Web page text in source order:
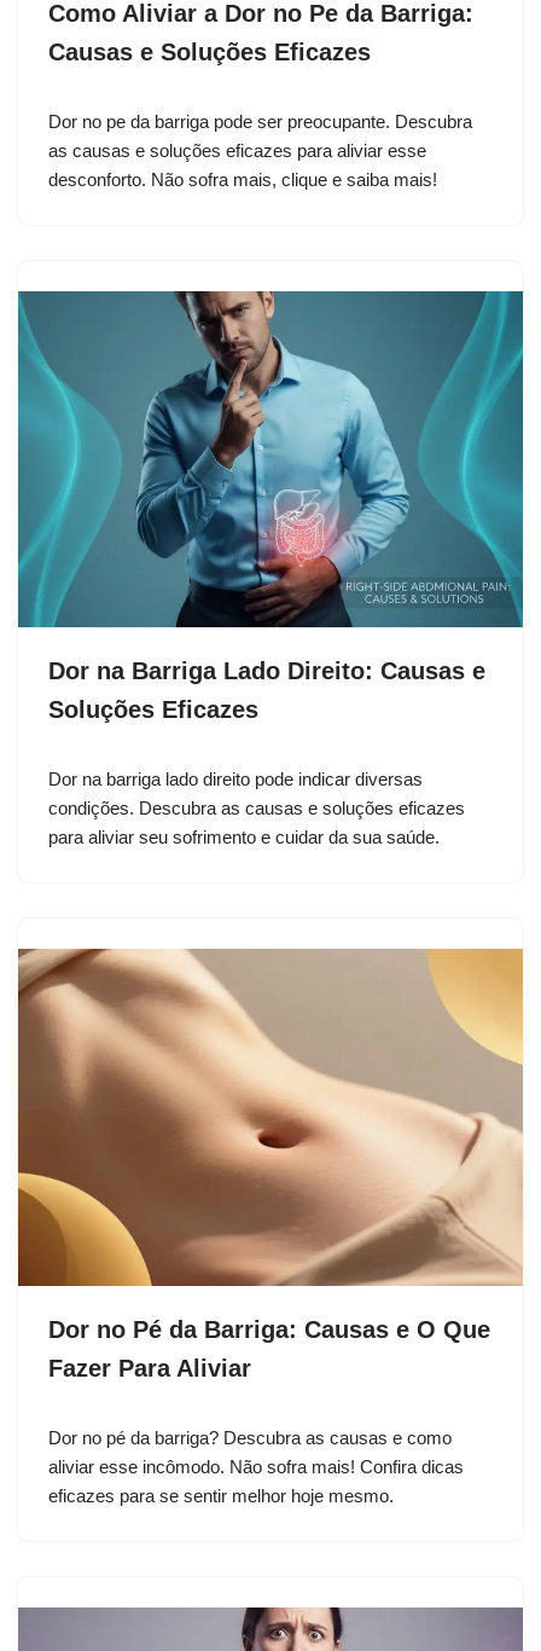
Como Aliviar a Dor no Pe da Barriga:
Causas e Soluções Eficazes
Dor no pe da barriga pode ser preocupante. Descubra
as causas e soluções eficazes para aliviar esse
desconforto. Não sofra mais, clique e saiba mais!
Dor na Barriga Lado Direito: Causas e
Soluções Eficazes
Dor na barriga lado direito pode indicar diversas
condições. Descubra as causas e soluções eficazes
para aliviar seu sofrimento e cuidar da sua saúde.
Dor no Pé da Barriga: Causas e O Que
Fazer Para Aliviar
Dor no pé da barriga? Descubra as causas e como
aliviar esse incômodo. Não sofra mais! Confira dicas
eficazes para se sentir melhor hoje mesmo.